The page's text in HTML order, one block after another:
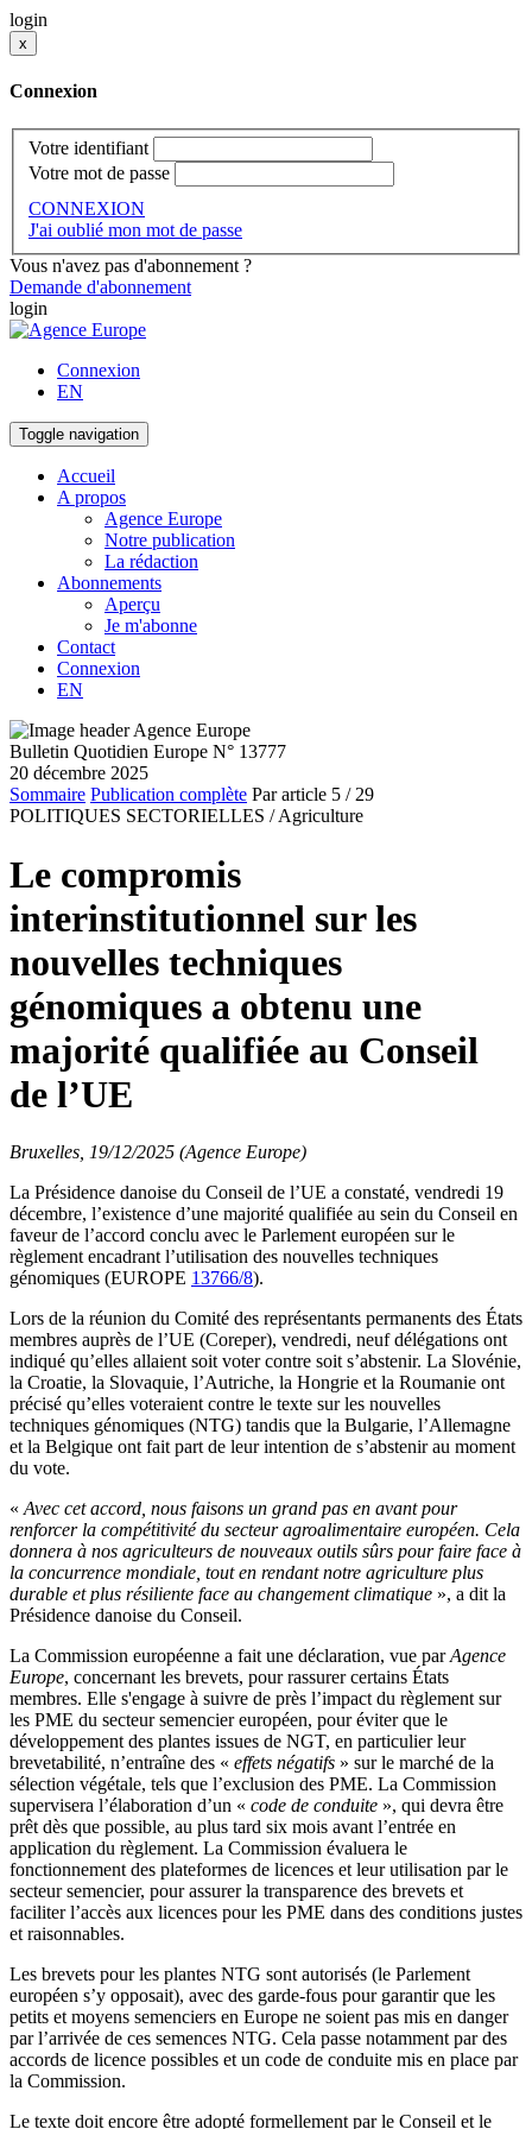
login
x
Connexion
Votre identifiant
Votre mot de passe
CONNEXION
J'ai oublié mon mot de passe
Vous n'avez pas d'abonnement ?
Demande d'abonnement
login
Connexion
EN
Toggle navigation
Accueil
A propos
Agence Europe
Notre publication
La rédaction
Abonnements
Aperçu
Je m'abonne
Contact
Connexion
EN
Bulletin Quotidien Europe N° 13777
20 décembre 2025
Sommaire Publication complète Par article 5 / 29
POLITIQUES SECTORIELLES / Agriculture
Le compromis
interinstitutionnel sur les
nouvelles techniques
génomiques a obtenu une
majorité qualifiée au Conseil
de l’UE
Bruxelles, 19/12/2025 (Agence Europe)
La Présidence danoise du Conseil de l’UE a constaté, vendredi 19
décembre, l’existence d’une majorité qualifiée au sein du Conseil en
faveur de l’accord conclu avec le Parlement européen sur le
règlement encadrant l’utilisation des nouvelles techniques
génomiques (EUROPE 13766/8).
Lors de la réunion du Comité des représentants permanents des États
membres auprès de l’UE (Coreper), vendredi, neuf délégations ont
indiqué qu’elles allaient soit voter contre soit s’abstenir. La Slovénie,
la Croatie, la Slovaquie, l’Autriche, la Hongrie et la Roumanie ont
précisé qu’elles voteraient contre le texte sur les nouvelles
techniques génomiques (NTG) tandis que la Bulgarie, l’Allemagne
et la Belgique ont fait part de leur intention de s’abstenir au moment
du vote.
« Avec cet accord, nous faisons un grand pas en avant pour
renforcer la compétitivité du secteur agroalimentaire européen. Cela
donnera à nos agriculteurs de nouveaux outils sûrs pour faire face à
la concurrence mondiale, tout en rendant notre agriculture plus
durable et plus résiliente face au changement climatique », a dit la
Présidence danoise du Conseil.
La Commission européenne a fait une déclaration, vue parAgence
Europe, concernant les brevets, pour rassurer certains États
membres. Elle s'engage à suivre de près l’impact du règlement sur
les PME du secteur semencier européen, pour éviter que le
développement des plantes issues de NGT, en particulier leur
brevetabilité, n’entraîne des « effets négatifs » sur le marché de la
sélection végétale, tels que l’exclusion des PME. La Commission
supervisera l’élaboration d’un « code de conduite », qui devra être
prêt dès que possible, au plus tard six mois avant l’entrée en
application du règlement. La Commission évaluera le
fonctionnement des plateformes de licences et leur utilisation par le
secteur semencier, pour assurer la transparence des brevets et
faciliter l’accès aux licences pour les PME dans des conditions justes
et raisonnables.
Les brevets pour les plantes NTG sont autorisés (le Parlement
européen s’y opposait), avec des garde-fous pour garantir que les
petits et moyens semenciers en Europe ne soient pas mis en danger
par l’arrivée de ces semences NTG. Cela passe notamment par des
accords de licence possibles et un code de conduite mis en place par
la Commission.
Le texte doit encore être adopté formellement par le Conseil et le